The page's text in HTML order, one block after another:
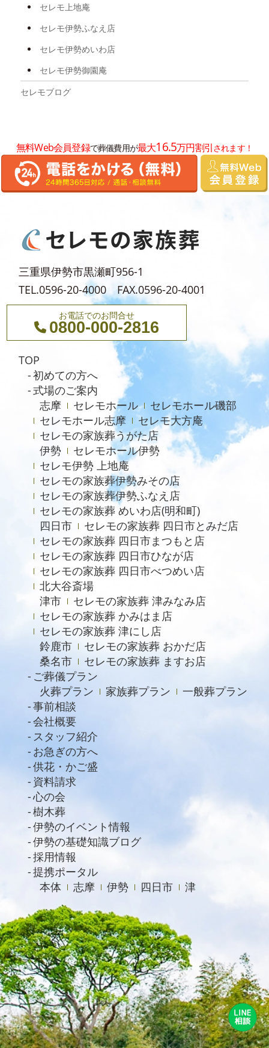
2025年2月
2025年1月
2024年12月
2024年8月
2024年7月
2024年6月
2024年4月
2024年1月
2023年12月
2023年10月
2023年9月
2023年8月
2023年6月
2023年5月
2023年4月
2023年3月
2023年2月
2022年12月
2022年9月
2022年8月
2022年4月
2022年2月
2021年11月
2021年6月
2021年4月
2021年2月
2021年1月
2020年12月
2020年11月
2020年10月
2020年9月
2020年8月
2020年7月
2020年6月
2020年4月
セレモ上地庵
セレモ伊勢ふなえ店
セレモ伊勢めいわ店
セレモ伊勢御園庵
セレモブログ
無料Web会員登録で葬儀費用が最大16.5万円割引されます！
三重県伊勢市黒瀬町956-1
TEL.0596-20-4000 FAX.0596-20-4001
お電話でのお問合せ
0800-000-2816
TOP
初めての方へ
式場のご案内
志摩
セレモホール
セレモホール磯部
セレモホール志摩
セレモ大方庵
セレモの家族葬うがた店
伊勢
セレモホール伊勢
セレモ伊勢 上地庵
セレモの家族葬伊勢みその店
セレモの家族葬伊勢ふなえ店
セレモの家族葬 めいわ店(明和町)
四日市
セレモの家族葬 四日市とみだ店
セレモの家族葬 四日市まつもと店
セレモの家族葬 四日市ひなが店
セレモの家族葬 四日市べつめい店
北大谷斎場
津市
セレモの家族葬 津みなみ店
セレモの家族葬 かみはま店
セレモの家族葬 津にし店
鈴鹿市
セレモの家族葬 おかだ店
桑名市
セレモの家族葬 ますお店
ご葬儀プラン
火葬プラン
家族葬プラン
一般葬プラン
事前相談
会社概要
スタッフ紹介
お急ぎの方へ
供花・かご盛
資料請求
心の会
樹木葬
伊勢のイベント情報
伊勢の基礎知識ブログ
採用情報
提携ポータル
本体
志摩 伊勢 四日市 津